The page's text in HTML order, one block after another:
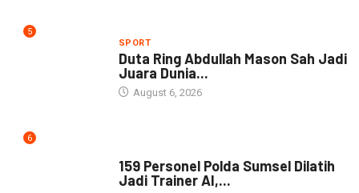
5
SPORT
Duta Ring Abdullah Mason Sah Jadi
Juara Dunia...
August 6, 2026
6
159 Personel Polda Sumsel Dilatih
Jadi Trainer AI,...